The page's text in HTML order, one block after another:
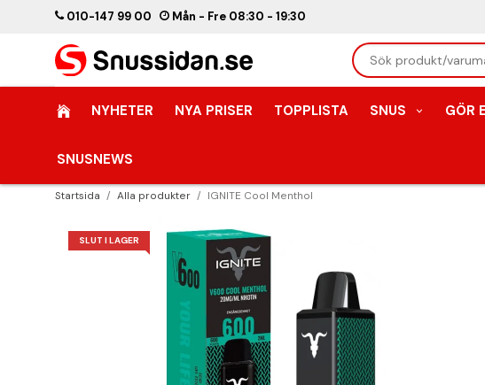
010-147 99 00 Mån - Fre 08:30 - 19:30
NYHETER NYA PRISER TOPPLISTA SNUS GÖR
SNUSNEWS
Startsida / Alla produkter / IGNITE Cool Menthol
SLUT I LAGER